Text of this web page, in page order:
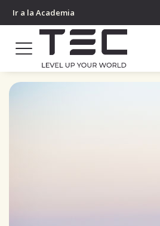
Ir a la Academia